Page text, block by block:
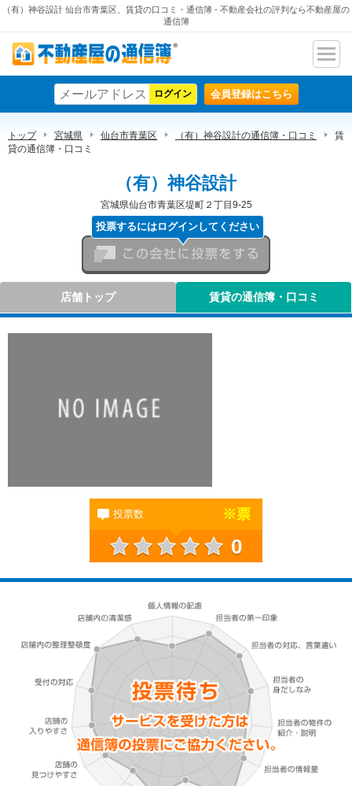
（有）神谷設計 仙台市青葉区、賃貸の口コミ・通信簿 - 不動産会社の評判なら不動産屋の
通信簿
不動産屋の通信簿
ナビ
ン
会員登録はこちら
トップ 宮城県 仙台市青葉区 （有）神谷設計の通信簿・口コミ
賃
貸の通信簿・口コミ
（有）神谷設計
宮城県仙台市青葉区堤町２丁目9-25
この会社に投票をする
投票するにはログインしてください
店舗トップ 賃貸の通信簿・口コミ
投票数 ※票
0